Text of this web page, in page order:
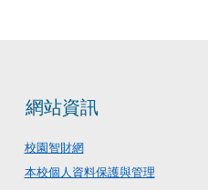
網站資訊
校園智財網
本校個人資料保護與管理